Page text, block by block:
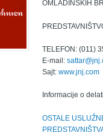
OMLADINSKIH
TELEFON: (011)
E-mail:
Sajt: www.jnj.com
Informacije o
OSTALE